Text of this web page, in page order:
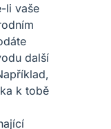
li vaše
další
k tobě